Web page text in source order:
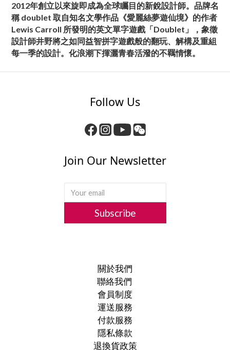
2012年創立以來旋即成為全球矚目的新銳設計師。品牌名
稱 doublet 取自知名文學作品《愛麗絲夢遊仙境》的作者
Lewis Carroll 所發明的英文單字遊戲「Doublet」，象徵
設計師井野將之如同益智拼字遊戲般的翻玩、解構及重組
每一季的設計。化浪潮下揮灑青春活潑的不羈情懷。
Follow Us
Join Our Newsletter
Subscribe
關於我們
聯絡我們
會員制度
運送服務
付款服務
隱私條款
退換貨政策